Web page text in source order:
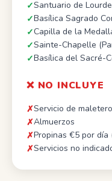
Santuario de
Basílica Sagrado
Capilla de la
Sainte-Chapelle
Basílica del Sacré-
❌ NO INCLUYE
Servicio de
Almuerzos
Propinas €5 por día
Servicios no